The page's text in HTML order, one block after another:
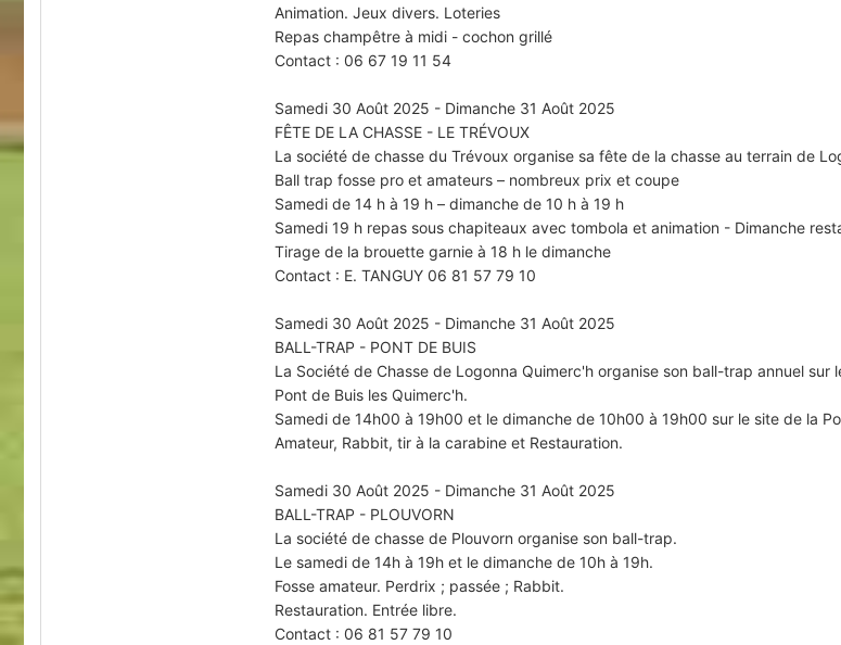
Animation. Jeux divers. Loteries
Repas champêtre à midi - cochon grillé
Contact : 06 67 19 11 54
Samedi 30 Août 2025 - Dimanche 31 Août 2025
FÊTE DE LA CHASSE - LE TRÉVOUX
La société de chasse du Trévoux organise sa fête de la chasse au terrain de
Ball trap fosse pro et amateurs – nombreux prix et coupe
Samedi de 14 h à 19 h – dimanche de 10 h à 19 h
Samedi 19 h repas sous chapiteaux avec tombola et animation - Dimanche
Tirage de la brouette garnie à 18 h le dimanche
Contact : E. TANGUY 06 81 57 79 10
Samedi 30 Août 2025 - Dimanche 31 Août 2025
BALL-TRAP - PONT DE BUIS
La Société de Chasse de Logonna Quimerc'h organise son ball-trap annuel sur
Pont de Buis les Quimerc'h.
Samedi de 14h00 à 19h00 et le dimanche de 10h00 à 19h00 sur le site de la
Amateur, Rabbit, tir à la carabine et Restauration.
Samedi 30 Août 2025 - Dimanche 31 Août 2025
BALL-TRAP - PLOUVORN
La société de chasse de Plouvorn organise son ball-trap.
Le samedi de 14h à 19h et le dimanche de 10h à 19h.
Fosse amateur. Perdrix ; passée ; Rabbit.
Restauration. Entrée libre.
Contact : 06 81 57 79 10